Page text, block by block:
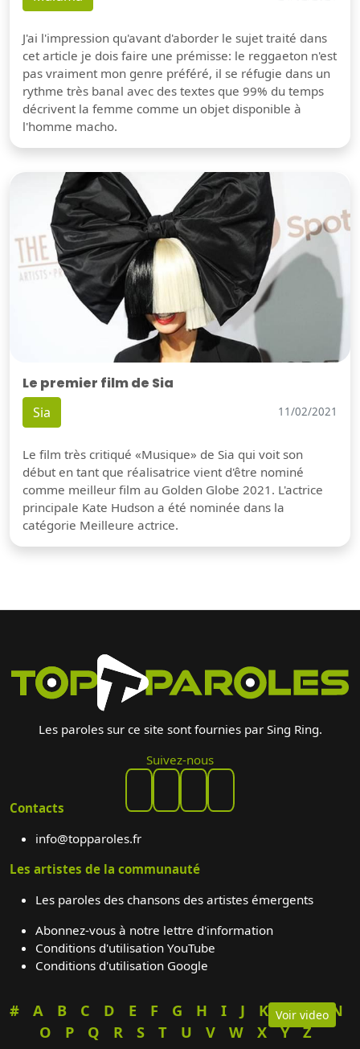
Voir video
J'ai l'impression qu'avant d'aborder le sujet traité dans
cet article je dois faire une prémisse: le reggaeton n'est
pas vraiment mon genre préféré, il se réfugie dans un
rythme très banal avec des textes que 99% du temps
décrivent la femme comme un objet disponible à
l'homme macho.
Le premier film de Sia
Sia 11/02/2021
Le film très critiqué «Musique» de Sia qui voit son
début en tant que réalisatrice vient d'être nominé
comme meilleur film au Golden Globe 2021. L'actrice
principale Kate Hudson a été nominée dans la
catégorie Meilleure actrice.
Les paroles sur ce site sont fournies par Sing Ring.
Suivez-nous
Contacts
info@topparoles.fr
Les artistes de la communauté
Les paroles des chansons des artistes émergents
Abonnez-vous à notre lettre d'information
Conditions d'utilisation YouTube
Conditions d'utilisation Google
# A B C D E F G H I J K L M
N
O
P Q R S T U V W X Y Z